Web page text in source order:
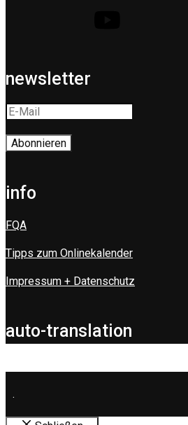
newsletter
info
FQA
Tipps zum Onlinekalender
Impressum + Datenschutz
auto-translation
.